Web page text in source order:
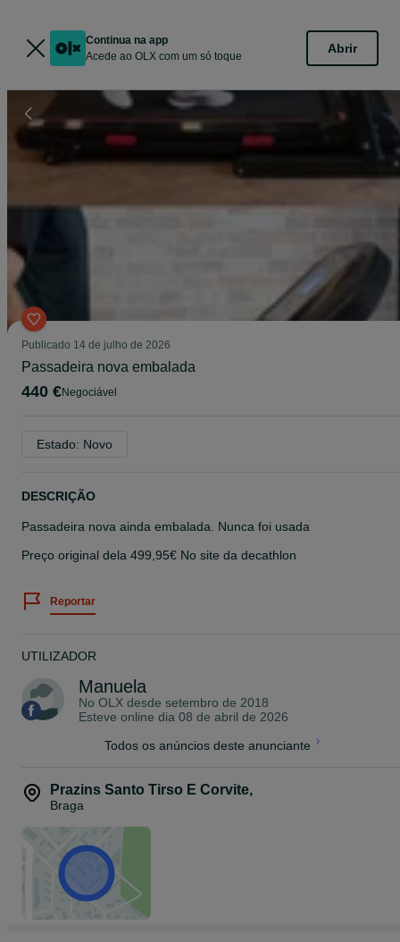
Continua na app
Acede ao OLX com um só toque
Abrir
Publicado 14 de julho de 2026
Passadeira nova embalada
440 € Negociável
Estado: Novo
DESCRIÇÃO
Passadeira nova ainda embalada. Nunca foi usada
Preço original dela 499,95€ No site da decathlon
Reportar
UTILIZADOR
Manuela
No OLX desde setembro de 2018
Esteve online dia 08 de abril de 2026
Todos os anúncios deste anunciante
Prazins Santo Tirso E Corvite,
Braga